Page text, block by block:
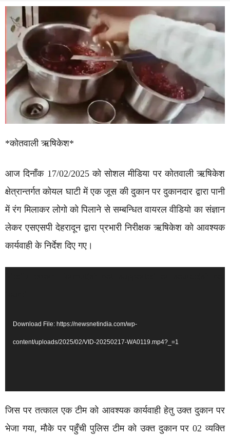
*कोतवाली ऋषिकेश*
आज दिनाँक 17/02/2025 को सोशल मीडिया पर कोतवाली ऋषिकेश
क्षेत्रान्तर्गत कोयल घाटी में एक जूस की दुकान पर दुकानदार द्वारा पानी
में रंग मिलाकर लोगो को पिलाने से सम्बन्धित वायरल वीडियो का संज्ञान
लेकर एसएसपी देहरादून द्वारा प्रभारी निरीक्षक ऋषिकेश को आवश्यक
कार्यवाही के निर्देश दिए गए।
Download File: https://newsnetindia.com/wp-
content/uploads/2025/02/VID-20250217-WA0119.mp4?_=1
जिस पर तत्काल एक टीम को आवश्यक कार्यवाही हेतु उक्त दुकान पर
भेजा गया, मौके पर पहुँची पुलिस टीम को उक्त दुकान पर 02 व्यक्ति